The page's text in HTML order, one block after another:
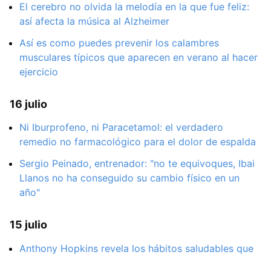
El cerebro no olvida la melodía en la que fue feliz:
así afecta la música al Alzheimer
Así es como puedes prevenir los calambres
musculares típicos que aparecen en verano al hacer
ejercicio
16 julio
Ni Iburprofeno, ni Paracetamol: el verdadero
remedio no farmacológico para el dolor de espalda
Sergio Peinado, entrenador: "no te equivoques, Ibai
Llanos no ha conseguido su cambio físico en un
año"
15 julio
Anthony Hopkins revela los hábitos saludables que